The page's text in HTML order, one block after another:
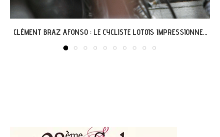
GRÉGOIRE ET L’AVENTURE « G’VÉLO » À